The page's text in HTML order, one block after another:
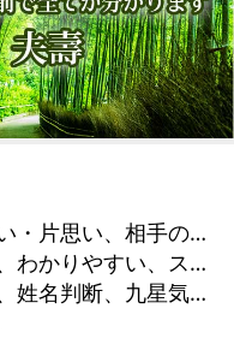
恋愛成就、出会い・片思い、相手の気持ち、相性、縁結び、結婚、男心・女心、二人の今後、複雑な恋愛、三角関係、略奪愛、浮気、不倫、復活愛、復縁、離婚、同性愛・LGBT、人間関係、職場の人間関係、対人関係、仕事運、適職、転職、進路、人生全般、人事、開業、廃業、目標、家族関係、夫婦関係、家庭問題、夫婦問題、親族問題、育児・子育て、シングルマザー、引越し・転居、方位、開運指導、健康運、金運
はっきり言う、わかりやすい、スピード鑑定、簡潔、具体的、的確、納得感、情報量が多い、友達のように相談できる、聞き上手、とても話しやすい、じっくり聞いてくれる、愛にあふれ温かい、深く濃厚、勇気をくれる、前向き・元気になれる、実力派
未来予知、風水、姓名判断、九星気学、占星術、数秘術、陰陽五行、手相、カウンセリング、オリジナル占術